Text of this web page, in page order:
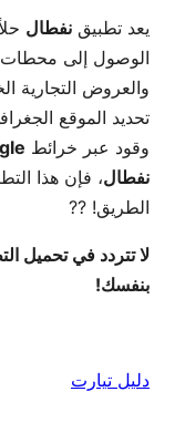
يعد تطبيق نفطال
الوصول إلى محطات
والعروض التجارية
تحديد الموقع
وقود عبر خرائط
نفطال، فإن هذا
الطريق! ??
لا تتردد في تحميل
بنفسك!
دليل تيارت